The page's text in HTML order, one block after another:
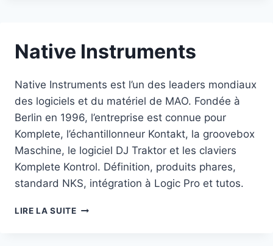
Native Instruments
Native Instruments est l’un des leaders mondiaux
des logiciels et du matériel de MAO. Fondée à
Berlin en 1996, l’entreprise est connue pour
Komplete, l’échantillonneur Kontakt, la groovebox
Maschine, le logiciel DJ Traktor et les claviers
Komplete Kontrol. Définition, produits phares,
standard NKS, intégration à Logic Pro et tutos.
LIRE LA SUITENATIVE